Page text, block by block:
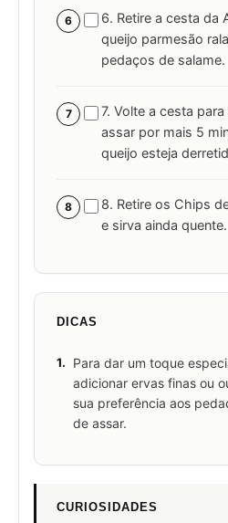
6
6. Retire a cesta da
queijo parmesão
pedaços de salame.
7
7. Volte a cesta
assar por mais 5
queijo esteja
8
8. Retire os Chips
e sirva ainda quente.
DICAS
1.
Para dar um toque
adicionar ervas finas ou
sua preferência aos
de assar.
CURIOSIDADES